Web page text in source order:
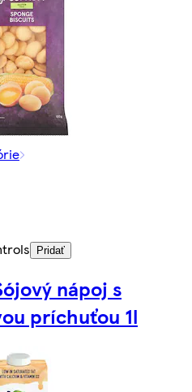
Pridať
nápoj s
príchuťou 1l